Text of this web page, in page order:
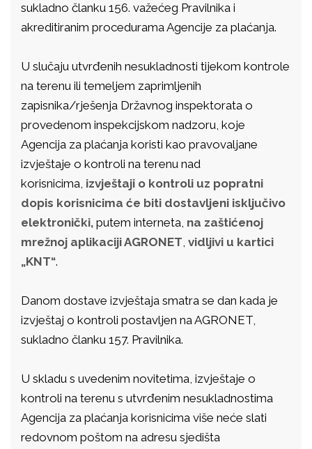
sukladno članku 156. važećeg Pravilnika i
akreditiranim procedurama Agencije za plaćanja.
U slučaju utvrđenih nesukladnosti tijekom kontrole
na terenu ili temeljem zaprimljenih
zapisnika/rješenja Državnog inspektorata o
provedenom inspekcijskom nadzoru, koje
Agencija za plaćanja koristi kao pravovaljane
izvještaje o kontroli na terenu nad
korisnicima, izvještaji o kontroli uz popratni
dopis korisnicima će biti dostavljeni isključivo
elektronički, putem interneta, na zaštićenoj
mrežnoj aplikaciji AGRONET, vidljivi u kartici
„KNT“.
Danom dostave izvještaja smatra se dan kada je
izvještaj o kontroli postavljen na AGRONET,
sukladno članku 157. Pravilnika.
U skladu s uvedenim novitetima, izvještaje o
kontroli na terenu s utvrđenim nesukladnostima
Agencija za plaćanja korisnicima više neće slati
redovnom poštom na adresu sjedišta